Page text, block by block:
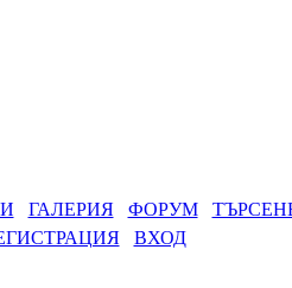
ГАЛЕРИЯ ФОРУМ
ВХОД